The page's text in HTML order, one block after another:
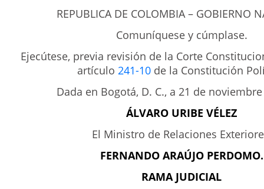
REPUBLICA DE COLOMBIA – GOBIERNO
Comuníquese y cúmplase.
Ejecútese, previa revisión de la Corte
artículo 241-10 de la Constitución
Dada en Bogotá, D. C., a 21 de
ÁLVARO URIBE VÉLEZ
El Ministro de Relaciones
FERNANDO ARAÚJO PERDOMO.
RAMA JUDICIAL